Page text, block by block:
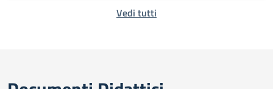
Vedi tutti